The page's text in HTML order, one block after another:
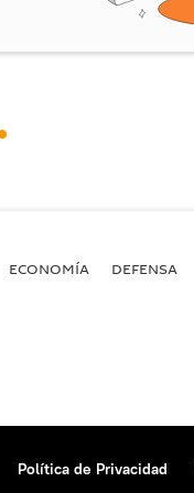
ECONOMÍA DEFENSA
Política de Privacidad